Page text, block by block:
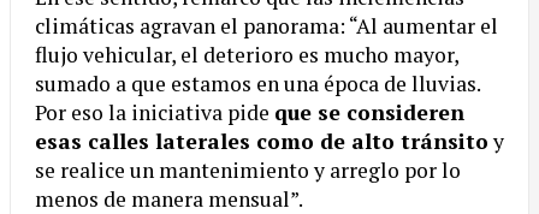
climáticas agravan el panorama: “Al aumentar el
flujo vehicular, el deterioro es mucho mayor,
sumado a que estamos en una época de lluvias.
Por eso la iniciativa pide que se consideren
esas calles laterales como de alto tránsitoy
se realice un mantenimiento y arreglo por lo
menos de manera mensual”.